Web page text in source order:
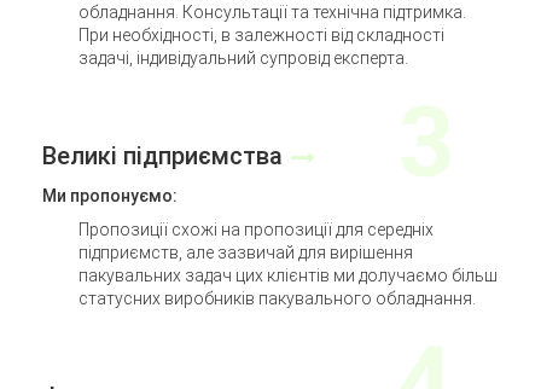
обладнання. Консультації та технічна підтримка.
При необхідності, в залежності від складності
задачі, індивідуальний супровід експерта.
Великі підприємства
Ми пропонуємо:
Пропозиції схожі на пропозиції для середніх
підприємств, але зазвичай для вирішення
пакувальних задач цих клієнтів ми долучаємо більш
статусних виробників пакувального обладнання.